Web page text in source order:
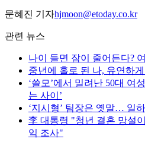
문혜진 기자hjmoon@etoday.co.kr
관련 뉴스
나이 들면 잠이 줄어든다?
중년에 홀로 된 나, 유연하
‘쓸모’에서 밀려난 50대 여
는 사이’
‘지시형’ 팀장은 옛말… 일
李 대통령 "청년 결혼 망설
익 조사"